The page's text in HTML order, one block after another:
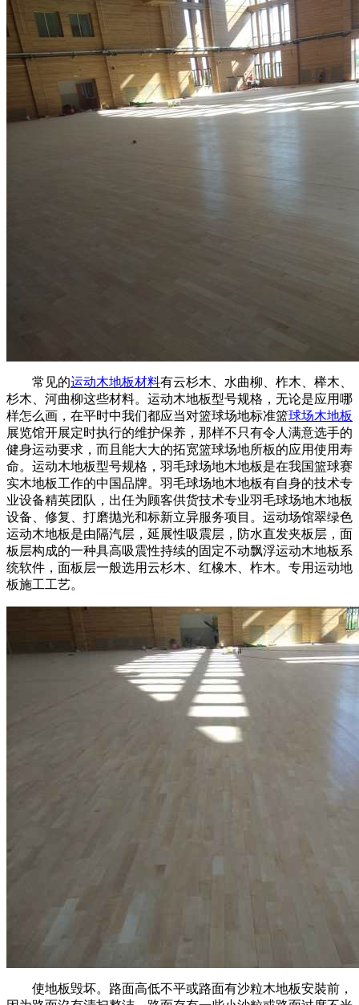
常见的运动木地板材料有云杉木、水曲柳、柞木、榉木、
杉木、河曲柳这些材料。运动木地板型号规格，无论是应用哪
样怎么画，在平时中我们都应当对篮球场地标准篮球场木地板
展览馆开展定时执行的维护保养，那样不只有令人满意选手的
健身运动要求，而且能大大的拓宽篮球场地所板的应用使用寿
命。运动木地板型号规格，羽毛球场地木地板是在我国篮球赛
实木地板工作的中国品牌。羽毛球场地木地板有自身的技术专
业设备精英团队，出任为顾客供货技术专业羽毛球场地木地板
设备、修复、打磨抛光和标新立异服务项目。运动场馆翠绿色
运动木地板是由隔汽层，延展性吸震层，防水直发夹板层，面
板层构成的一种具高吸震性持续的固定不动飘浮运动木地板系
统软件，面板层一般选用云杉木、红橡木、柞木。专用运动地
板施工工艺。
使地板毁坏。路面高低不平或路面有沙粒木地板安裝前，